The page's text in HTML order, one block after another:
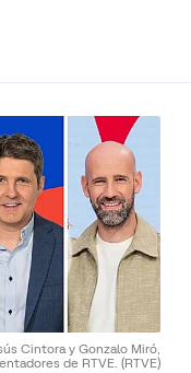
Cintora y Gonzalo Miró,
de RTVE. (RTVE)